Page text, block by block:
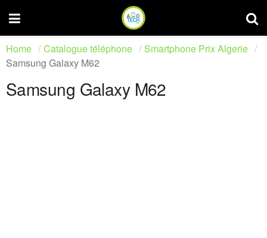
Home Catalogue téléphone
Smartphone Prix Algerie
Samsung Galaxy M62
Samsung Galaxy M62